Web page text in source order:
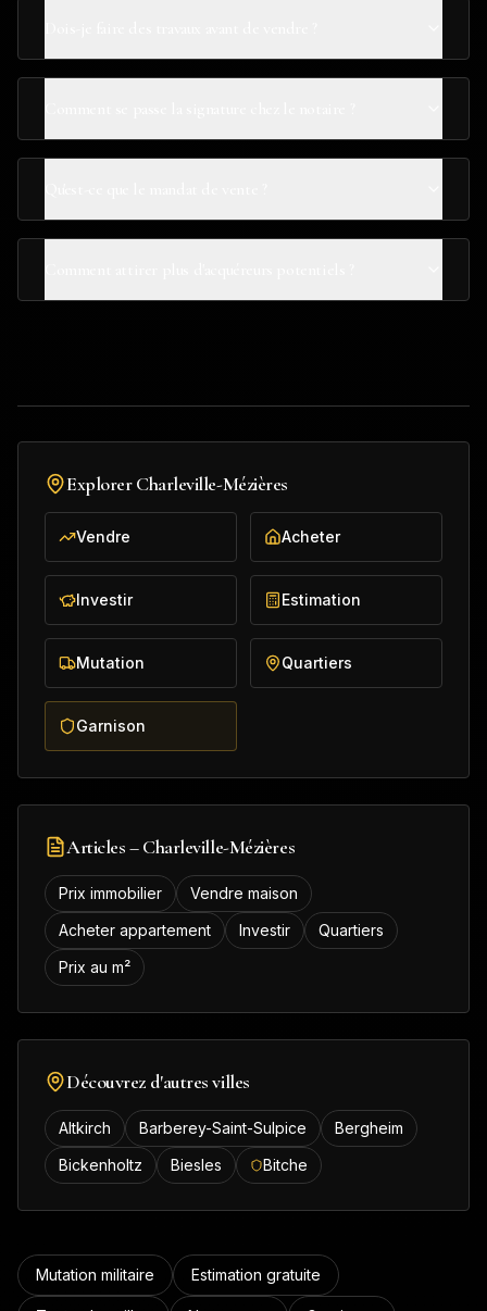
ExplorerCharleville-Mézières
Vendre Acheter
Investir Estimation
Mutation Quartiers
Garnison
Articles –Charleville-Mézières
Prix immobilier
Vendre maison
Acheter appartement
Investir
Quartiers
Prix au m²
Découvrez d'autres villes
Altkirch Barberey-Saint-Sulpice
Bergheim
Bickenholtz
Biesles Bitche
Mutation militaire Estimation gratuite